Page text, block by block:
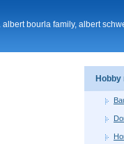
bourla family, albert